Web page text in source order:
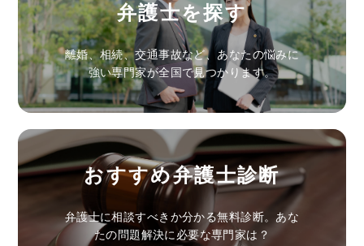
弁護士を探す
離婚、相続、交通事故など、あなたの悩みに
強い専門家が全国で見つかります。
おすすめ弁護士診断
弁護士に相談すべきか分かる無料診断。あな
たの問題解決に必要な専門家は？